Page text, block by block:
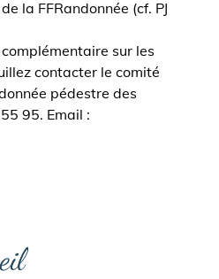
la FFRandonnée (cf. PJ
sur les
contacter le comité
pédestre des
95. Email :